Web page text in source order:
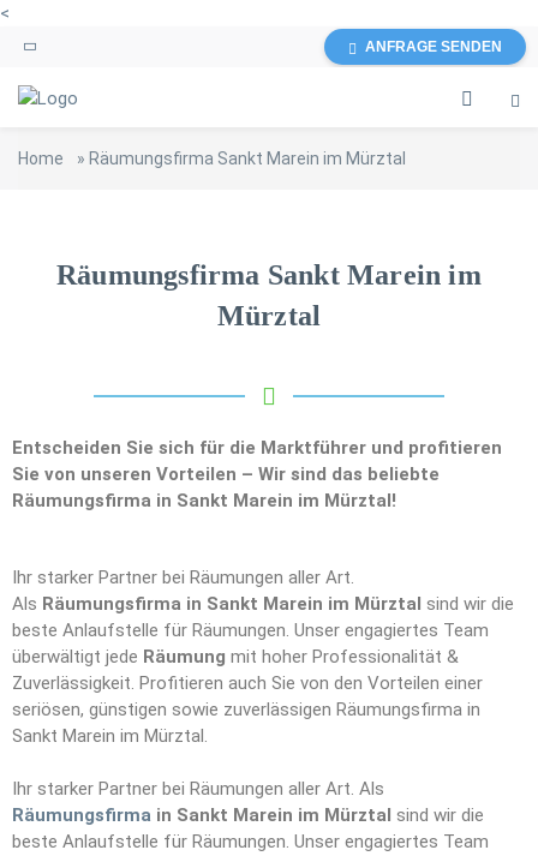
<
ANFRAGE SENDEN
Home » Räumungsfirma Sankt Marein im Mürztal
Räumungsfirma Sankt Marein im
Mürztal
Entscheiden Sie sich für die Marktführer und profitieren
Sie von unseren Vorteilen – Wir sind das beliebte
Räumungsfirma in Sankt Marein im Mürztal!
Ihr starker Partner bei Räumungen aller Art.
Als Räumungsfirma in Sankt Marein im Mürztal sind wir die
beste Anlaufstelle für Räumungen. Unser engagiertes Team
überwältigt jede Räumung mit hoher Professionalität &
Zuverlässigkeit. Profitieren auch Sie von den Vorteilen einer
seriösen, günstigen sowie zuverlässigen Räumungsfirma in
Sankt Marein im Mürztal.
Ihr starker Partner bei Räumungen aller Art. Als
Räumungsfirma in Sankt Marein im Mürztal sind wir die
beste Anlaufstelle für Räumungen. Unser engagiertes Team